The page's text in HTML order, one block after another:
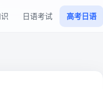
日语考试 高考日语